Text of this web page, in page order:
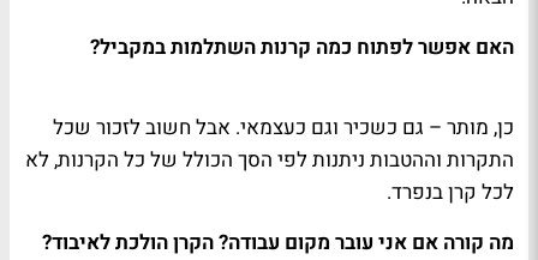
האם אפשר לפתוח כמה קרנות השתלמות במקביל?
כן, מותר – גם כשכיר וגם כעצמאי. אבל חשוב לזכור שכל
התקרות וההטבות ניתנות לפי הסך הכולל של כל הקרנות, לא
לכל קרן בנפרד.
מה קורה אם אני עובר מקום עבודה? הקרן הולכת לאיבוד?